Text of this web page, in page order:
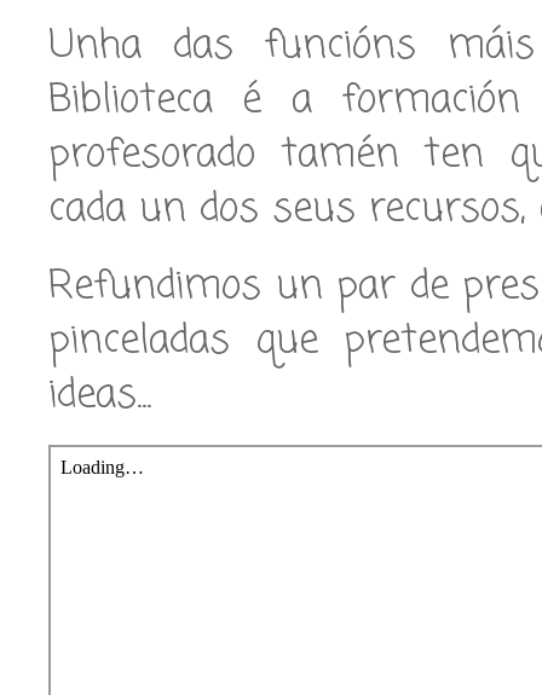
Unha das funcións
Biblioteca é a
profesorado tamén ten
cada un dos seus
Refundimos un par de
pinceladas que
ideas...